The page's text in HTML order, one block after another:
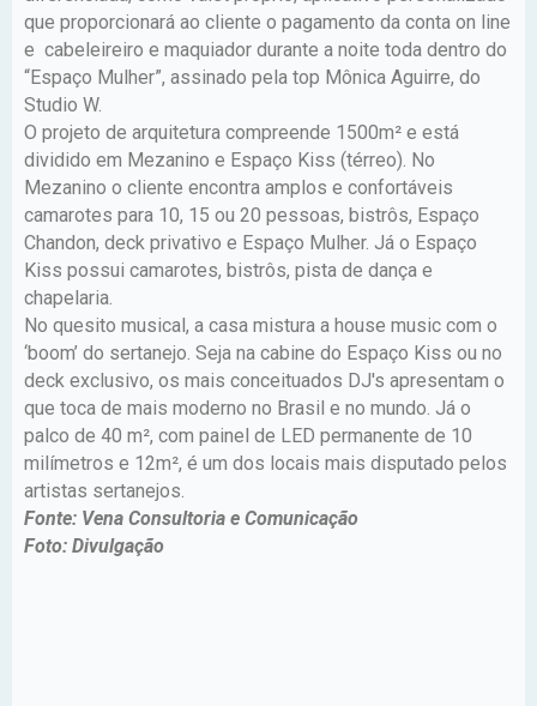
que proporcionará ao cliente o pagamento da conta on line
e cabeleireiro e maquiador durante a noite toda dentro do
“Espaço Mulher”, assinado pela top Mônica Aguirre, do
Studio W.
O projeto de arquitetura compreende 1500m² e está
dividido em Mezanino e Espaço Kiss (térreo). No
Mezanino o cliente encontra amplos e confortáveis
camarotes para 10, 15 ou 20 pessoas, bistrôs, Espaço
Chandon, deck privativo e Espaço Mulher. Já o Espaço
Kiss possui camarotes, bistrôs, pista de dança e
chapelaria.
No quesito musical, a casa mistura a house music com o
‘boom’ do sertanejo. Seja na cabine do Espaço Kiss ou no
deck exclusivo, os mais conceituados DJ's apresentam o
que toca de mais moderno no Brasil e no mundo. Já o
palco de 40 m², com painel de LED permanente de 10
milímetros e 12m², é um dos locais mais disputado pelos
artistas sertanejos.
Fonte: Vena Consultoria e Comunicação
Foto: Divulgação